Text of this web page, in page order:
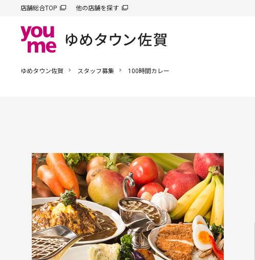
店舗総合TOP 他の店舗を探す
ゆめタウン佐賀 スタッフ募集 100時間カレー